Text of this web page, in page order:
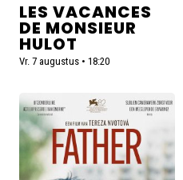
LES VACANCES
DE MONSIEUR
HULOT
Vr. 7 augustus • 18:20
Lees
meer
over
Father